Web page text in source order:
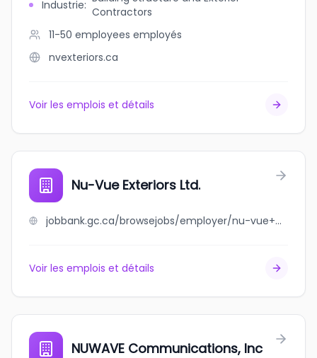
Industrie: Contractors
11-50 employees employés
nvexteriors.ca
Voir les emplois et détails
Nu-Vue Exteriors Ltd.
jobbank.gc.ca/browsejobs/employer/nu-vue+exteriors+ltd./ca
Voir les emplois et détails
NUWAVE Communications, Inc